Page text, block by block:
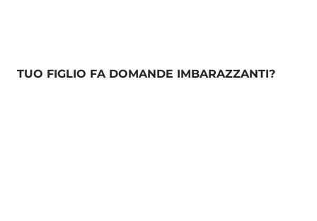
TUO FIGLIO FA DOMANDE IMBARAZZANTI?